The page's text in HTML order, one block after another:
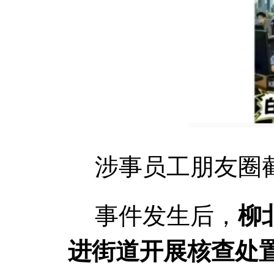
涉事员工朋友圈
事件发生后， 柳
进街道开展核查处